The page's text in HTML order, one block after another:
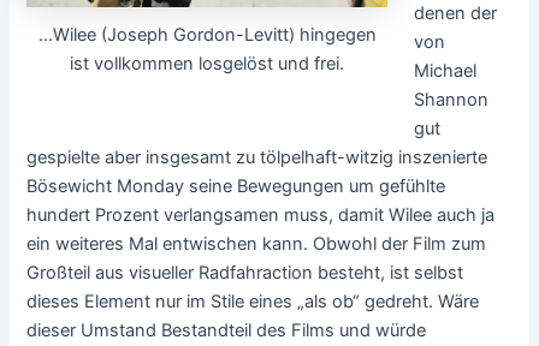
…Wilee (Joseph Gordon-Levitt) hingegen
ist vollkommen losgelöst und frei.
denen der
von
Michael
Shannon
gut
gespielte aber insgesamt zu tölpelhaft-witzig inszenierte
Bösewicht Monday seine Bewegungen um gefühlte
hundert Prozent verlangsamen muss, damit Wilee auch ja
ein weiteres Mal entwischen kann. Obwohl der Film zum
Großteil aus visueller Radfahraction besteht, ist selbst
dieses Element nur im Stile eines „als ob“ gedreht. Wäre
dieser Umstand Bestandteil des Films und würde